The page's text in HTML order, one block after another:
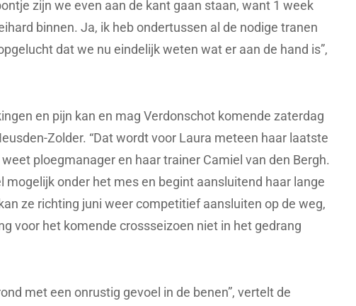
zijn we even aan de kant gaan staan, want 1 week
binnen. Ja, ik heb ondertussen al de nodige tranen
dat we nu eindelijk weten wat er aan de hand is”,
en pijn kan en mag Verdonschot komende zaterdag
Zolder. “Dat wordt voor Laura meteen haar laatste
ploegmanager en haar trainer Camiel van den Bergh.
mogelijk onder het mes en begint aansluitend haar lange
ze richting juni weer competitief aansluiten op de weg,
voor het komende crossseizoen niet in het gedrang
met een onrustig gevoel in de benen”, vertelt de